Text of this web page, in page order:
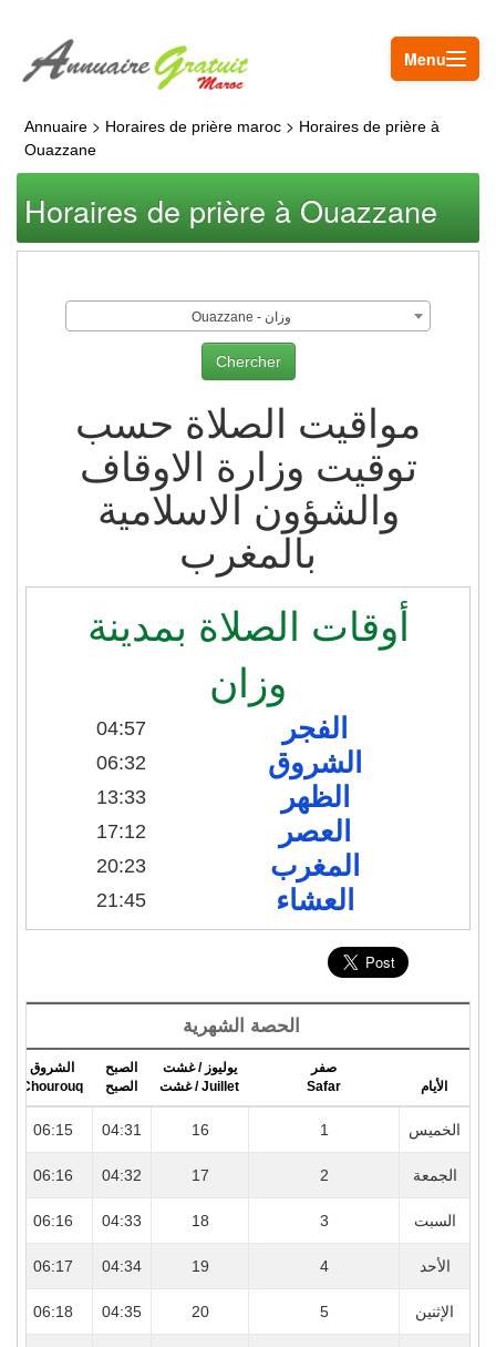
Menu
Annuaire > Horaires de prière maroc > Horaires de prière à
Ouazzane
Horaires de prière à Ouazzane
Ouazzane - وزان
مواقيت الصلاة حسب
توقيت وزارة الاوقاف
والشؤون الاسلامية
بالمغرب
أوقات الصلاة بمدينة
وزان
04:57 الفجر
06:32 الشروق
13:33 الظهر
17:12 العصر
20:23 المغرب
21:45 العشاء
الحصة الشهرية
الأيام
صفر
Safar
يوليوز / غشت
Juillet / غشت
الصبح
الصبح
الشروق
Chourouq
الخميس 1
16
04:31
06:15
الجمعة 2
17
04:32
06:16
السبت 3
18
04:33
06:16
الأحد 4
19
04:34
06:17
الإثنين 5
20
04:35
06:18